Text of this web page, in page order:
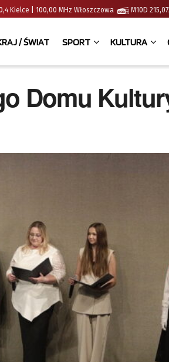
Kielce | 100,00 MHz Włoszczowa M10D
/ ŚWIAT SPORT KULTURA
Domu